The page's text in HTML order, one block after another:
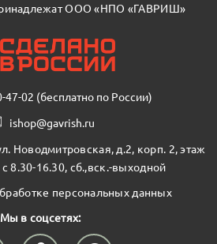
ООО «НПО «ГАВРИШ»
47-02 (бесплатно по России)
ishop@gavrish.ru
Новодмитровская, д.2, корп. 2, этаж
8.30-16.30, сб.,вск.-выходной
персональных данных
Мы в соцсетях: